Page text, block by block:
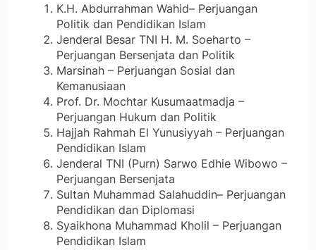
K.H. Abdurrahman Wahid– Perjuangan
Politik dan Pendidikan Islam
Jenderal Besar TNI H. M. Soeharto –
Perjuangan Bersenjata dan Politik
Marsinah – Perjuangan Sosial dan
Kemanusiaan
Prof. Dr. Mochtar Kusumaatmadja –
Perjuangan Hukum dan Politik
Hajjah Rahmah El Yunusiyyah – Perjuangan
Pendidikan Islam
Jenderal TNI (Purn) Sarwo Edhie Wibowo –
Perjuangan Bersenjata
Sultan Muhammad Salahuddin– Perjuangan
Pendidikan dan Diplomasi
Syaikhona Muhammad Kholil – Perjuangan
Pendidikan Islam